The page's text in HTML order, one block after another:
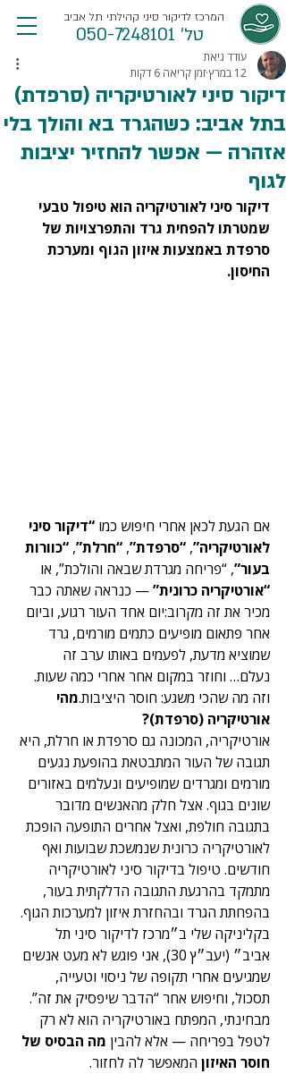
טל' 050-7248101
המרכז לדיקור סיני קהילתי תל אביב
דיקור סיני לאורטיקריה (סרפדת)
בתל אביב: כשהגרד בא והולך בלי
אזהרה — אפשר להחזיר יציבות
לגוף
עודד גיאת
12 במרץ
זמן קריאה 6 דקות
דיקור סיני לאורטיקריה הוא טיפול טבעי
שמטרתו להפחית גרד והתפרצויות של
סרפדת באמצעות איזון הגוף ומערכת
החיסון.
אם הגעת לכאן אחרי חיפוש כמו “דיקור סיני
לאורטיקריה”, “סרפדת”, “חרלת”, “כוורות
בעור”, “פריחה מגרדת שבאה והולכת”, או
“אורטיקריה כרונית” — כנראה שאתה כבר
מכיר את זה מקרוב:יום אחד העור רגוע, וביום
אחר פתאום מופיעים כתמים מורמים, גרד
שמוציא מדעת, לפעמים באותו ערב זה
נעלם… וחוזר במקום אחר אחרי כמה שעות.
וזה מה שהכי משגע: חוסר היציבות.מהי
אורטיקריה (סרפדת)?
אורטיקריה, המכונה גם סרפדת או חרלת, היא
תגובה של העור המתבטאת בהופעת נגעים
מורמים ומגרדים שמופיעים ונעלמים באזורים
שונים בגוף. אצל חלק מהאנשים מדובר
בתגובה חולפת, ואצל אחרים התופעה הופכת
לאורטיקריה כרונית שנמשכת שבועות ואף
חודשים. טיפול בדיקור סיני לאורטיקריה
מתמקד בהרגעת התגובה הדלקתית בעור,
בהפחתת הגרד ובהחזרת איזון למערכות הגוף.
בקליניקה שלי ב״מרכז לדיקור סיני תל
אביב״ (יעב״ץ 30), אני פוגש לא מעט אנשים
שמגיעים אחרי תקופה של ניסוי וטעייה,
תסכול, וחיפוש אחר “הדבר שיפסיק את זה”.
מבחינתי, המפתח באורטיקריה הוא לא רק
לטפל בפריחה — אלא להבין מה הבסיס של
חוסר האיזון המאפשר לה לחזור.